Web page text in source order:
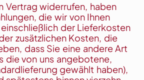
Vertrag widerrufen, haben
die wir von Ihnen
der Lieferkosten
zusätzlichen Kosten, die
dass Sie eine andere Art
die von uns angebotene,
gewählt haben),